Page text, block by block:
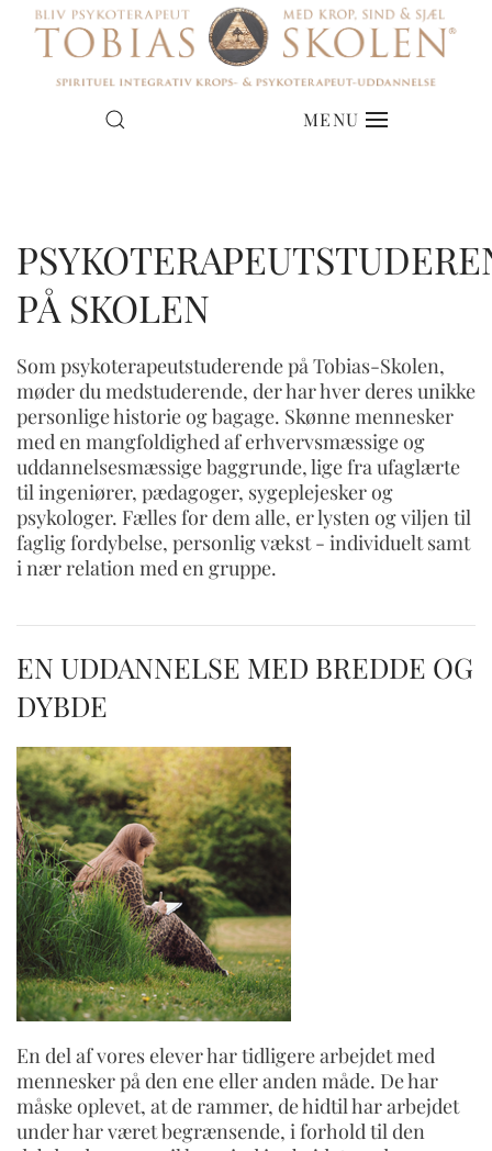
MENU
NYE HOLD I JYLLAND
DATOER FOR OPSTART
PÅ SKOLEN
Som psykoterapeutstuderende på Tobias-Skolen,
møder du medstuderende, der har hver deres unikke
personlige historie og bagage. Skønne mennesker
med en mangfoldighed af erhvervsmæssige og
uddannelsesmæssige baggrunde, lige fra ufaglærte
til ingeniører, pædagoger, sygeplejesker og
psykologer. Fælles for dem alle, er lysten og viljen til
faglig fordybelse, personlig vækst - individuelt samt
i nær relation med en gruppe.
EN UDDANNELSE MED BREDDE OG
DYBDE
En del af vores elever har tidligere arbejdet med
mennesker på den ene eller anden måde. De har
måske oplevet, at de rammer, de hidtil har arbejdet
under har været begrænsende, i forhold til den